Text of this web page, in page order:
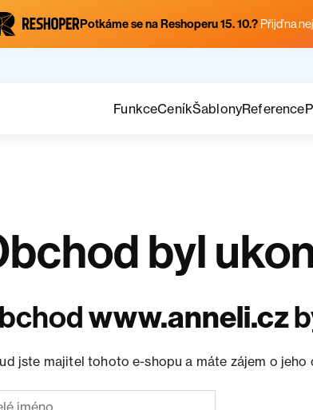
Potkáme se na Reshoperu 15. 10.? Přijď na
FunkceCeníkŠablonyReference
byl
www.anneli.cz
jste majitel tohoto e-shopu a máte zájem o